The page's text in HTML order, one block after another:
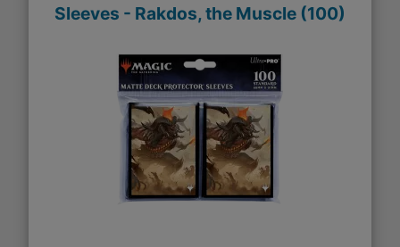
Sleeves - Rakdos, the Muscle (100)